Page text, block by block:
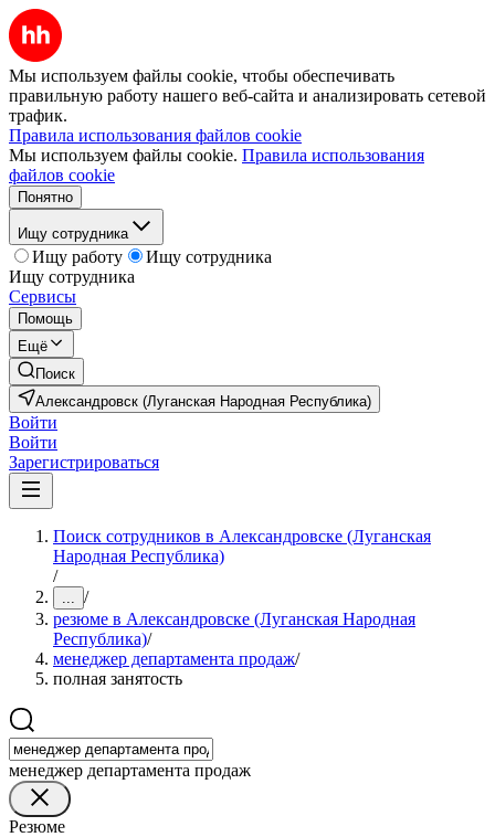
Мы используем файлы cookie, чтобы обеспечивать
правильную работу нашего веб-сайта и анализировать сетевой
трафик.
Правила использования файлов cookie
Мы используем файлы cookie. Правила использования
файлов cookie
Понятно
Ищу сотрудника
Ищу работу
Ищу сотрудника
Ищу сотрудника
Сервисы
Помощь
Ещё
Поиск
Александровск (Луганская Народная Республика)
Войти
Войти
Зарегистрироваться
Поиск сотрудников в Александровске (Луганская
Народная Республика)
/
... /
резюме в Александровске (Луганская Народная
Республика)/
менеджер департамента продаж/
полная занятость
менеджер департамента продаж
Резюме